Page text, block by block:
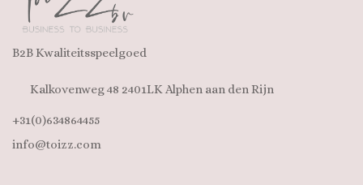
B2B Kwaliteitsspeelgoed
Kalkovenweg 48 2401LK Alphen aan den Rijn
+31(0)634864455
info@toizz.com